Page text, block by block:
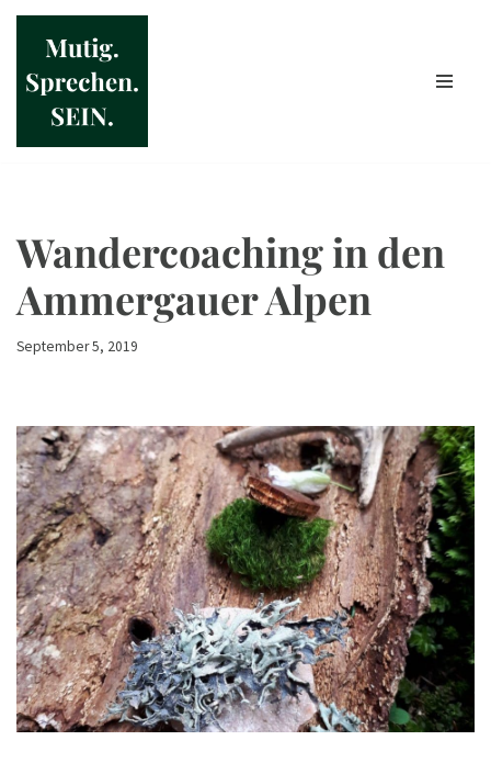
Zum
Inhalt
springen
Wandercoaching in den
Ammergauer Alpen
September 5, 2019